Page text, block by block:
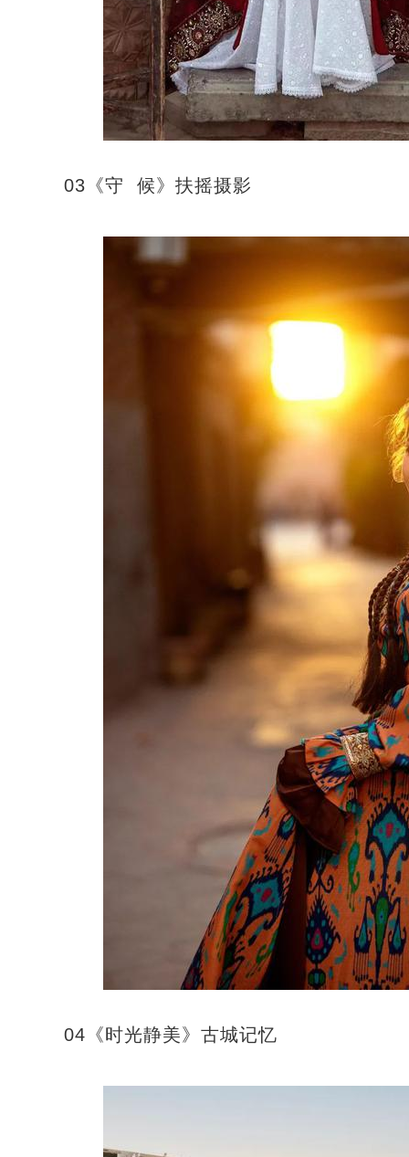
03《守 候》扶摇摄影
04《时光静美》古城记忆